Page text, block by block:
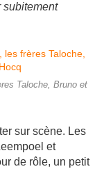
subitement
Taloche, Bruno et
sur scène. Les
et
de rôle, un petit